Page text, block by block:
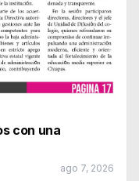
con una
ago 7, 2026